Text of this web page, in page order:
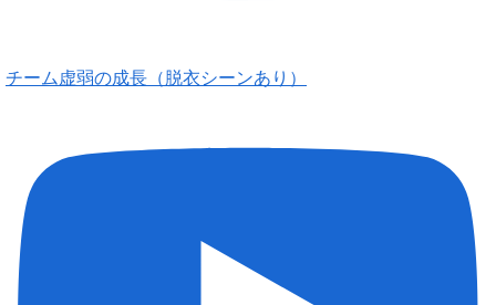
チーム虚弱の成長（脱衣シーンあり）